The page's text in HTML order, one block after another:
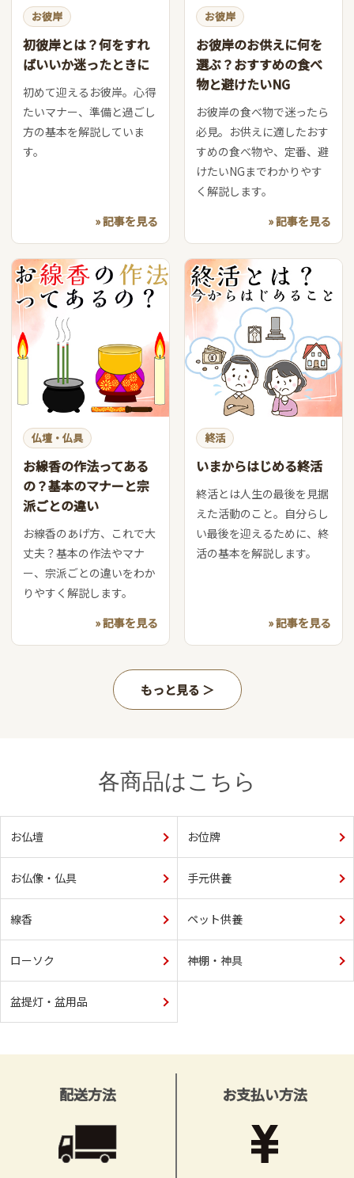
お彼岸
初彼岸とは？何をすれ
ばいいか迷ったときに
初めて迎えるお彼岸。心得
たいマナー、準備と過ごし
方の基本を解説していま
す。
» 記事を見る
お彼岸
お彼岸のお供えに何を
選ぶ？おすすめの食べ
物と避けたいNG
お彼岸の食べ物で迷ったら
必見。お供えに適したおす
すめの食べ物や、定番、避
けたいNGまでわかりやす
く解説します。
» 記事を見る
仏壇・仏具
お線香の作法ってある
の？基本のマナーと宗
派ごとの違い
お線香のあげ方、これで大
丈夫？基本の作法やマナ
ー、宗派ごとの違いをわか
りやすく解説します。
» 記事を見る
終活
いまからはじめる終活
終活とは人生の最後を見据
えた活動のこと。自分らし
い最後を迎えるために、終
活の基本を解説します。
» 記事を見る
もっと見る
各商品はこちら
お仏壇 お位牌
お仏像・仏具 手元供養
線香 ペット供養
ローソク 神棚・神具
盆提灯・盆用品
配送方法 お支払い方法